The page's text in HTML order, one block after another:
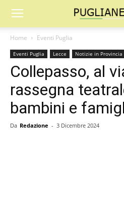
Home Eventi Puglia
Eventi Puglia Lecce Notizie in Provincia
Collepasso, al
rassegna
bambini e
Da Redazione - 3 Dicembre 2024